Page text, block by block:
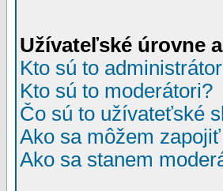
Užívateľské úrovne
Kto sú to
Kto sú to moderátori?
Čo sú to užívateťské
Ako sa môžem
Ako sa stanem